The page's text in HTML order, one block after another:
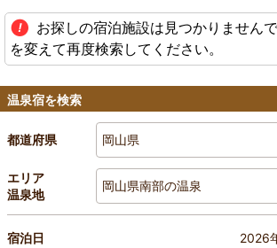
お探しの宿泊施設は見つかりません
を変えて再度検索してください。
温泉宿を検索
都道府県 岡山県
エリア
温泉地
岡山県南部の温泉
宿泊日 2026